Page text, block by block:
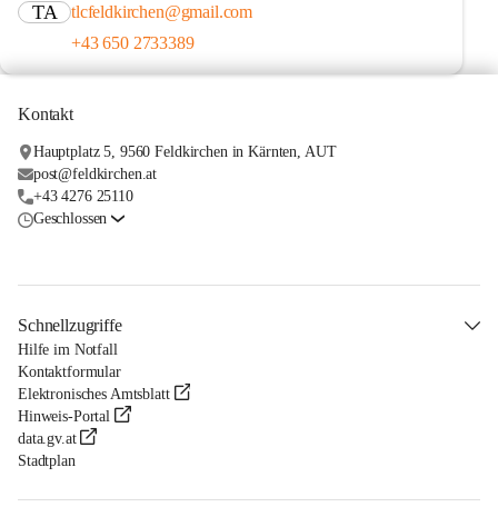
TA
tlcfeldkirchen@gmail.com
+43 650 2733389
Kontakt
Hauptplatz 5, 9560 Feldkirchen in Kärnten, AUT
post@feldkirchen.at
+43 4276 25110
Geschlossen
Schnellzugriffe
Hilfe im Notfall
Kontaktformular
Elektronisches Amtsblatt
Hinweis-Portal
data.gv.at
Stadtplan